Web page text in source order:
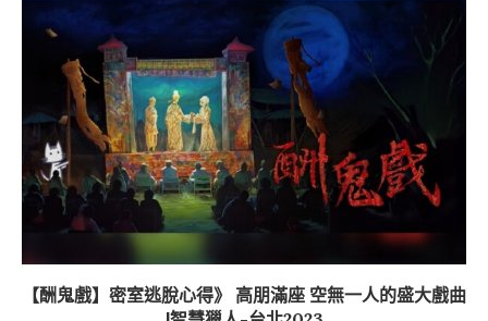
【酬鬼戲】密室逃脫心得》 高朋滿座 空無一人的盛大戲曲